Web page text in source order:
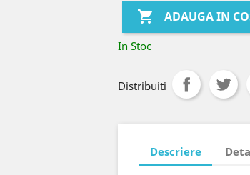
 ADAUGA IN
In Stoc
Distribuiti
Descriere